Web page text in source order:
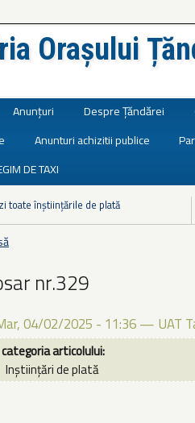
Orașului
Anunțuri Despre Țăndărei
Anunturi achizitii publice
DE TAXI
toate înștiințările de plată
aici
nr.329
04/02/2025 - 11:36— UAT
categoria articolului:
Inștiințări de plată